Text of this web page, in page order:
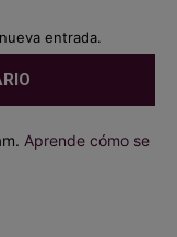
entrada.
Aprende cómo se